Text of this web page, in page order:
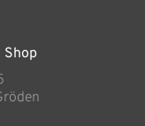
Shop